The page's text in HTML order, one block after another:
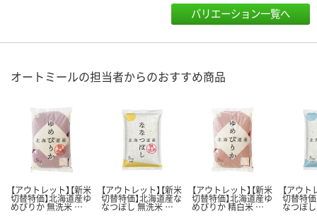
バリエーション一覧へ
オートミールの担当者からのおすすめ商品
【アウトレット】【新米
切替特価】北海道産ゆ
めぴりか 無洗米 …
【アウトレット】【新米
切替特価】北海道産な
なつぼし 無洗米 …
【アウトレット】【新米
切替特価】北海道産ゆ
めぴりか 精白米 …
【アウト
切替特
なつぼ